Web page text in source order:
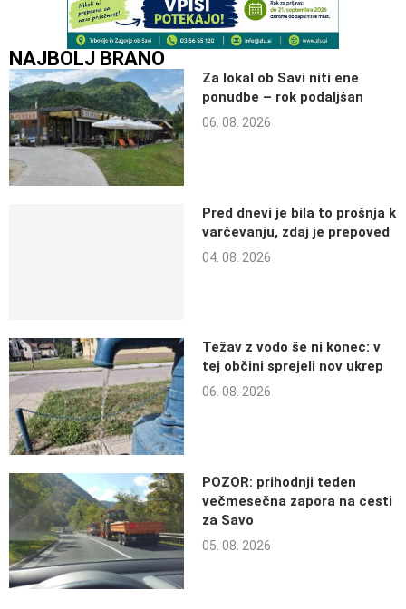
NAJBOLJ BRANO
Za lokal ob Savi niti ene
ponudbe – rok podaljšan
06. 08. 2026
Pred dnevi je bila to prošnja k
varčevanju, zdaj je prepoved
04. 08. 2026
Težav z vodo še ni konec: v
tej občini sprejeli nov ukrep
06. 08. 2026
POZOR: prihodnji teden
večmesečna zapora na cesti
za Savo
05. 08. 2026